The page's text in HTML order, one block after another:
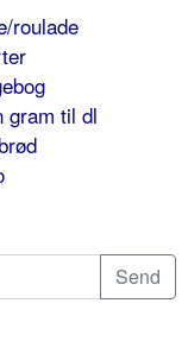
roulade
gram til dl